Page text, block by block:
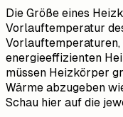
Die Größe eines
Vorlauftemperatur
Vorlauftemperaturen,
energieeffizienten
müssen Heizkörper
Wärme abzugeben
Schau hier auf die